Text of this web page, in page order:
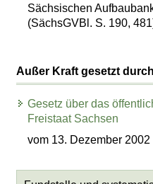
Sächsischen
(SächsGVBl. S. 190,
Außer Kraft gesetzt durch
Gesetz über das
Freistaat Sachsen
vom 13. Dezember